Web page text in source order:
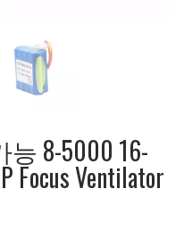
8-5000 16-
Focus Ventilator